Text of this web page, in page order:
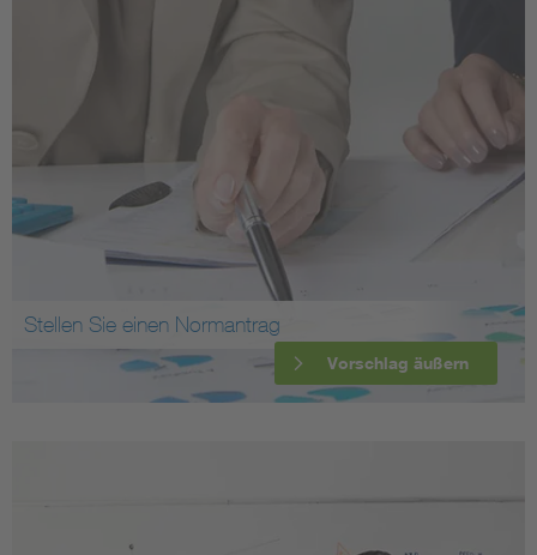
Stellen Sie einen Normantrag
Vorschlag äußern